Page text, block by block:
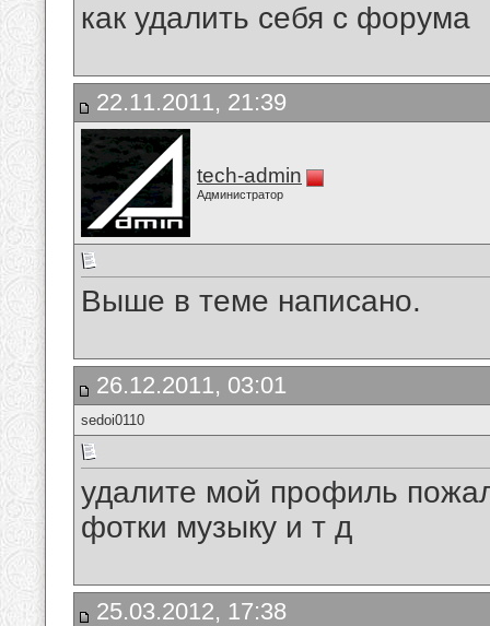
как удалить себя с форума
22.11.2011, 21:39
tech-admin
Администратор
Выше в теме написано.
26.12.2011, 03:01
sedoi0110
удалите мой профиль
фотки музыку и т д
25.03.2012, 17:38